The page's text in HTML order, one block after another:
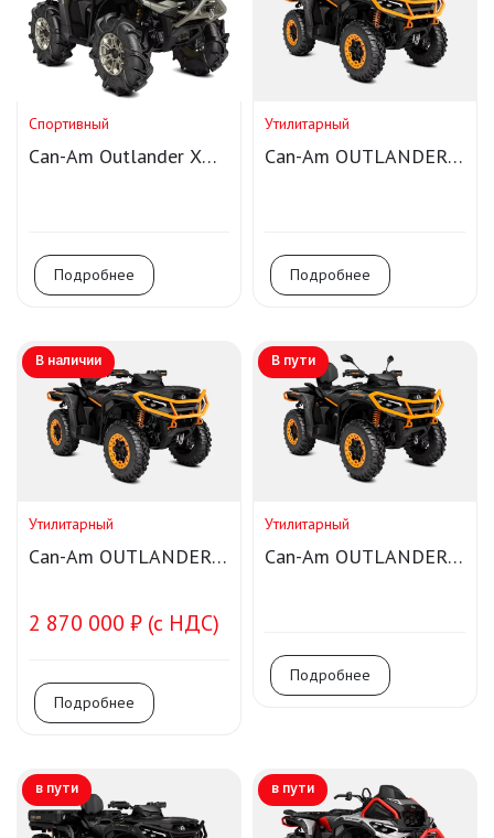
Спортивный
Can-Am Outlander X
Подробнее
Утилитарный
Can-Am OUTLANDER
Подробнее
В наличии
Утилитарный
Can-Am OUTLANDER
2 870 000 ₽ (с НДС)
Подробнее
В пути
Утилитарный
Can-Am OUTLANDER
Подробнее
в пути в пути